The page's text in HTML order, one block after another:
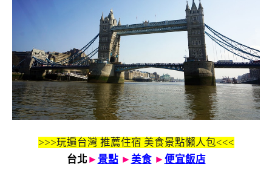
>>>玩遍台灣 推薦住宿 美食景點懶人包<<<
台北 ► 景點 ► 美食► 便宜飯店